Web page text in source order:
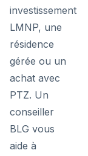
investissement
LMNP, une
résidence
gérée ou un
achat avec
PTZ. Un
conseiller
BLG vous
aide à